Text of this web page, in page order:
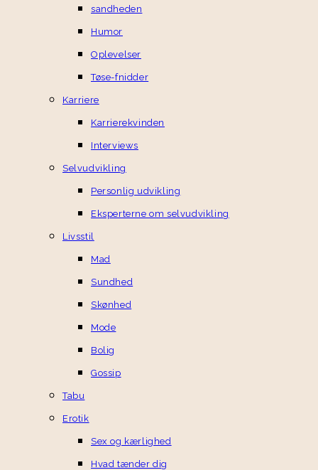
sandheden
Humor
Oplevelser
Tøse-fnidder
Karriere
Karrierekvinden
Interviews
Selvudvikling
Personlig udvikling
Eksperterne om selvudvikling
Livsstil
Mad
Sundhed
Skønhed
Mode
Bolig
Gossip
Tabu
Erotik
Sex og kærlighed
Hvad tænder dig